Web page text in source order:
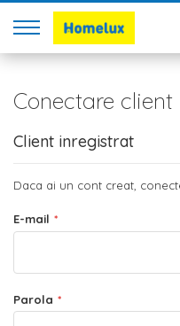
Conectare client
Client inregistrat
Daca ai un cont creat,
E-mail
Parola